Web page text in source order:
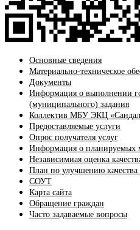
Основные сведения
Материально-техническое
Документы
Информация о выполнении
(муниципального) задания
Коллектив МБУ ЭКЦ
Предоставляемые услуги
Опрос получателя услуг
Информация о планируемых
Независимиая оценка
План по улучшению качества
СОУТ
Карта сайта
Обращение граждан
Часто задаваемые вопросы